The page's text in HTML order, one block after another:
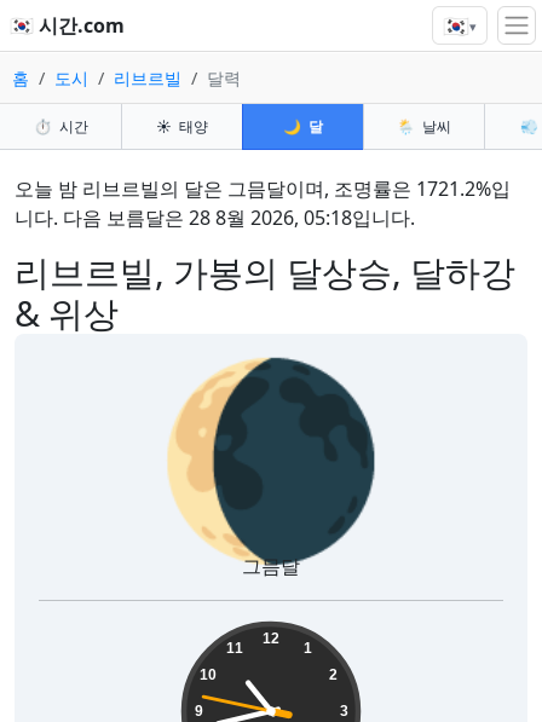
🇰🇷 시간.com 🇰🇷▾
홈 도시 리브르빌 달력
⏱️ 시간 ☀️ 태양 🌙 달 🌦️ 날씨 💨
리브르빌, 가봉의 달상승, 달하강
& 위상
오늘 밤 리브르빌의 달은 그믐달이며, 조명률은 1721.2%입
니다. 다음 보름달은 28 8월 2026, 05:18입니다.
🌘
그믐달
12
1
2
3
9
10
11